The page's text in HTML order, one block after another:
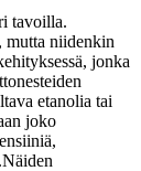
tavoilla.
mutta niidenkin
jonka
etanolia tai
joko
Näiden